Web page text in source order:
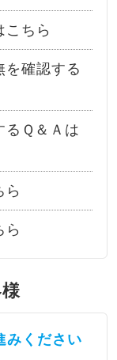
こちら
を確認する
るＱ＆Ａは
ら
ら
みください